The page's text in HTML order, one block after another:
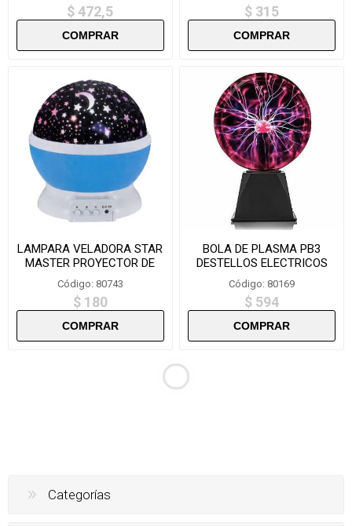
$ 472,5 $ 315
LAMPARA VELADORA STAR
MASTER PROYECTOR DE
ESTRELLAS CHICO YC660
Código: 80743
$ 180
BOLA DE PLASMA PB3
DESTELLOS ELECTRICOS
Código: 80169
$ 594